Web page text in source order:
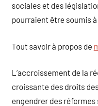
sociales et des
pourraient être soumis
Tout savoir à propos de
L’accroissement de la
croissante des droits
engendrer des